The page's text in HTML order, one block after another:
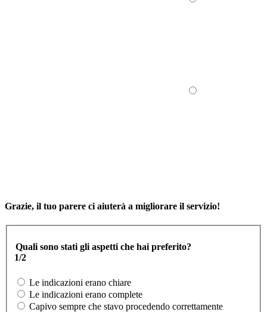
Grazie, il tuo parere ci aiuterà a migliorare il servizio!
Quali sono stati gli aspetti che hai preferito?
1/2
Le indicazioni erano chiare
Le indicazioni erano complete
Capivo sempre che stavo procedendo correttamente